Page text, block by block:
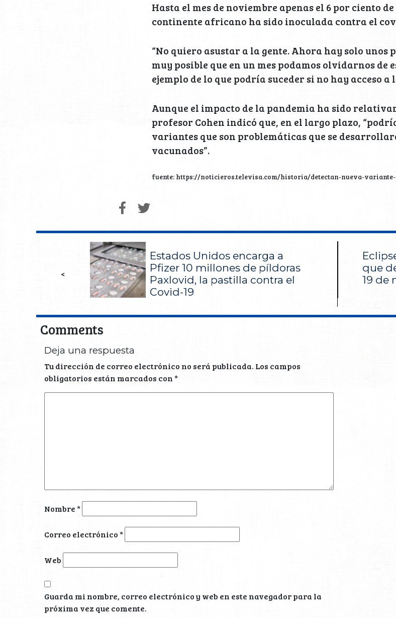
Hasta el mes de noviembre apenas el 6 por ciento
continente africano ha sido inoculada contra el
“No quiero asustar a la gente. Ahora hay solo unos
muy posible que en un mes podamos olvidarnos de
ejemplo de lo que podría suceder si no hay acceso a
Aunque el impacto de la pandemia ha sido
profesor Cohen indicó que, en el largo plazo,
variantes que son problemáticas que se
vacunados”.
fuente: https://noticieros.televisa.com/historia/detectan-nueva-
<
Estados Unidos encarga a
Pfizer 10 millones de píldoras
Paxlovid, la pastilla contra el
Covid-19
que
19 de
Comments
Deja una respuesta
Tu dirección de correo electrónico no será publicada. Los campos
obligatorios están marcados con*
Nombre*
Correo electrónico*
Web
Guarda mi nombre, correo electrónico y web en este navegador para la
próxima vez que comente.